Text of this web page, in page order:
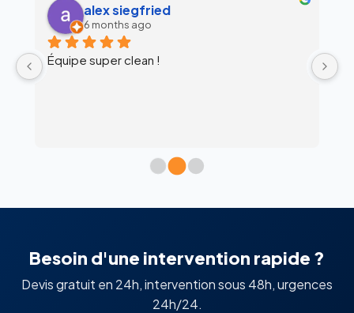
alex siegfried
6 months ago
Équipe super clean !
Besoin d'une intervention rapide ?
Devis gratuit en 24h, intervention sous 48h, urgences
24h/24.